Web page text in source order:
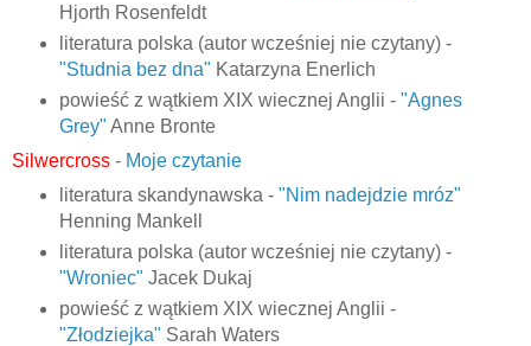
Hjorth Rosenfeldt
literatura polska (autor wcześniej nie czytany) -
"Studnia bez dna" Katarzyna Enerlich
powieść z wątkiem XIX wiecznej Anglii - "Agnes
Grey" Anne Bronte
Silwercross - Moje czytanie
literatura skandynawska - "Nim nadejdzie mróz"
Henning Mankell
literatura polska (autor wcześniej nie czytany) -
"Wroniec" Jacek Dukaj
powieść z wątkiem XIX wiecznej Anglii -
"Złodziejka" Sarah Waters